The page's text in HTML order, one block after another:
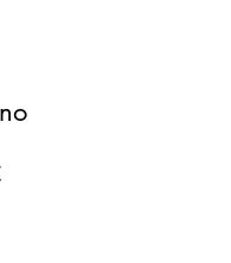
Prezzo